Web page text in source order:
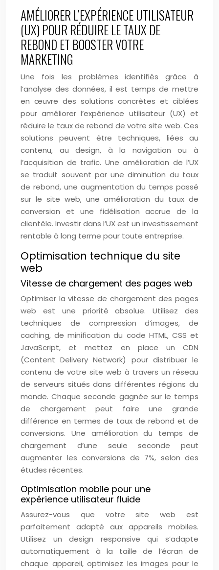
AMÉLIORER L’EXPÉRIENCE UTILISATEUR
(UX) POUR RÉDUIRE LE TAUX DE
REBOND ET BOOSTER VOTRE
MARKETING
Une fois les problèmes identifiés grâce à
l’analyse des données, il est temps de mettre
en œuvre des solutions concrètes et ciblées
pour améliorer l’expérience utilisateur (UX) et
réduire le taux de rebond de votre site web. Ces
solutions peuvent être techniques, liées au
contenu, au design, à la navigation ou à
l’acquisition de trafic. Une amélioration de l’UX
se traduit souvent par une diminution du taux
de rebond, une augmentation du temps passé
sur le site web, une amélioration du taux de
conversion et une fidélisation accrue de la
clientèle. Investir dans l’UX est un investissement
rentable à long terme pour toute entreprise.
Optimisation technique du site
web
Vitesse de chargement des pages web
Optimiser la vitesse de chargement des pages
web est une priorité absolue. Utilisez des
techniques de compression d’images, de
caching, de minification du code HTML, CSS et
JavaScript, et mettez en place un CDN
(Content Delivery Network) pour distribuer le
contenu de votre site web à travers un réseau
de serveurs situés dans différentes régions du
monde. Chaque seconde gagnée sur le temps
de chargement peut faire une grande
différence en termes de taux de rebond et de
conversions. Une amélioration du temps de
chargement d’une seule seconde peut
augmenter les conversions de 7%, selon des
études récentes.
Optimisation mobile pour une
expérience utilisateur fluide
Assurez-vous que votre site web est
parfaitement adapté aux appareils mobiles.
Utilisez un design responsive qui s’adapte
automatiquement à la taille de l’écran de
chaque appareil, optimisez les images pour le